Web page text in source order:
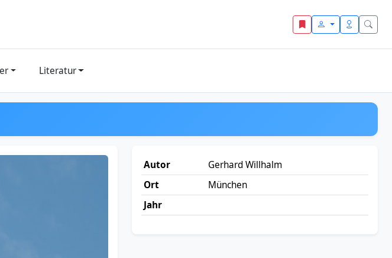
Literatur
Autor
Gerhard Willhalm
Ort
München
Jahr